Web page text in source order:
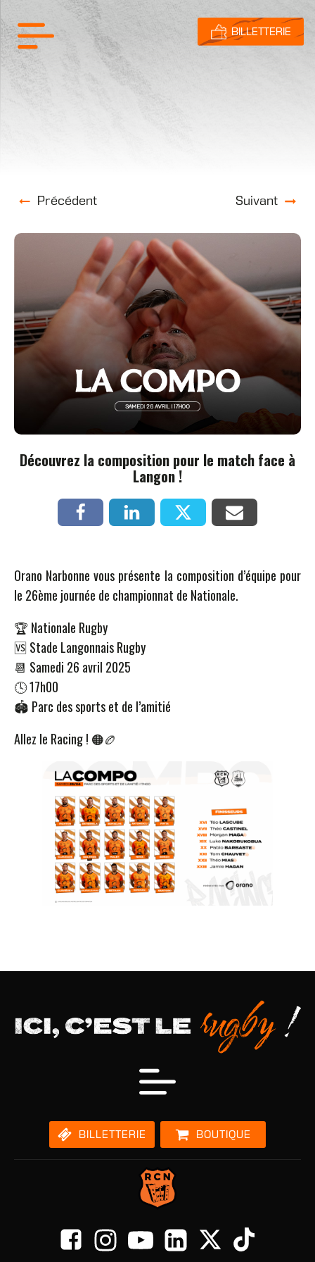
Précédent Suivant
Découvrez la composition pour le match face à
Langon !
Orano Narbonne vous présente la composition d’équipe pour
le 26ème journée de championnat de Nationale.
🏆 Nationale Rugby
🆚 Stade Langonnais Rugby
📆 Samedi 26 avril 2025
🕓 17h00
🏟 Parc des sports et de l’amitié
Allez le Racing ! 🟠🏉
BILLETTERIE
BILLETTERIE BOUTIQUE